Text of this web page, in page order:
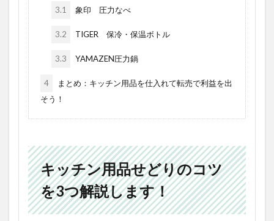
3.1 象印 圧力なべ
3.2 TIGER 保冷・保温ボトル
3.3 YAMAZEN圧力鍋
4
まとめ：キッチン用品を仕入れて転売で利益を出
そう！
キッチン用品せどりのコツ
を3つ解説します！